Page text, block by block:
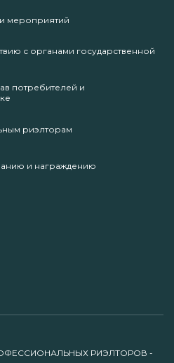
мероприятий
с органами государственной
потребителей и
риэлторам
и награждению
РИЭЛТОРОВ -